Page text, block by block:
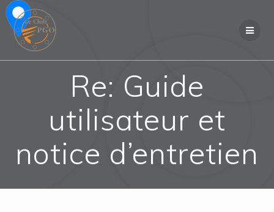
Re: Guide
utilisateur et
notice d’entretien